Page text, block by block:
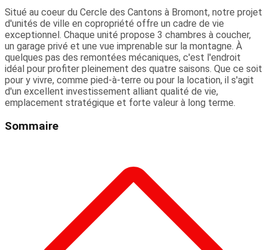
Situé au coeur du Cercle des Cantons à Bromont, notre projet
d'unités de ville en copropriété offre un cadre de vie
exceptionnel. Chaque unité propose 3 chambres à coucher,
un garage privé et une vue imprenable sur la montagne. À
quelques pas des remontées mécaniques, c'est l'endroit
idéal pour profiter pleinement des quatre saisons. Que ce soit
pour y vivre, comme pied-à-terre ou pour la location, il s'agit
d'un excellent investissement alliant qualité de vie,
emplacement stratégique et forte valeur à long terme.
Sommaire